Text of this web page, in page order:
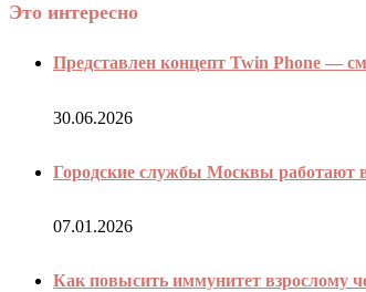
Это интересно
Представлен концепт Twin Phone —
30.06.2026
Городские службы Москвы работают
07.01.2026
Как повысить иммунитет взрослому